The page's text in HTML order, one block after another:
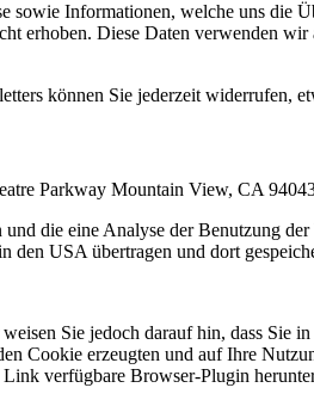
Informationen, welche uns die
erhoben. Diese Daten verwenden
können Sie jederzeit widerrufen,
Parkway Mountain View, CA
die eine Analyse der Benutzung
den USA übertragen und dort
Sie jedoch darauf hin, dass Sie
Cookie erzeugten und auf Ihre
verfügbare Browser-Plugin